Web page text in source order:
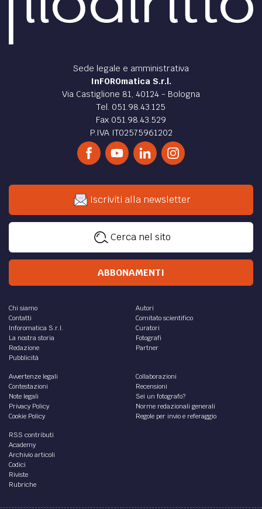
Sede legale e amministrativa
InFOROmatica S.r.l.
Via Castiglione 81, 40124 - Bologna
Tel. 051.98.43.125
Fax 051.98.43.529
P.IVA IT02575961202
Iscriviti alla newsletter
Cerca nel sito
ABBONAMENTI
Chi siamo
Contatti
Inforomatica S.r.l.
La nostra storia
Redazione
Pubblicità
Autori
Comitato scientifico
Curatori
Fotografi
Partner
Avvertenze legali
Contestazioni
Note legali
Privacy Policy
Cookie Policy
Collaborazioni
Recensioni
Sei un fotografo?
Norme redazionali generali
Regole per invio e referaggio
RSS contributi
Academy
Archivio articoli
Codici
Riviste
Rubriche